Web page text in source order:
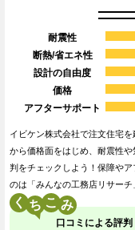
耐震性
断熱/省エネ性
設計の自由度
価格
アフターサポート
イビケン株式会社で注文住宅
から価格面をはじめ、耐震性
判をチェックしよう！保障や
のは「みんなの工務店リサーチ
く こ
口コミによる評判